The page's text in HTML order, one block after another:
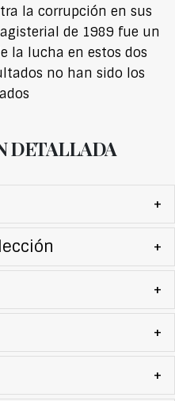
la corrupción en sus
de 1989 fue un
la lucha en estos dos
no han sido los
DETALLADA
+
+
+
+
+